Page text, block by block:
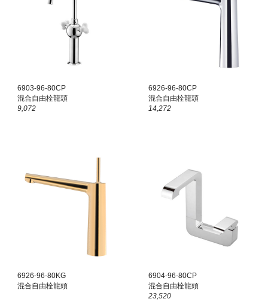
6903-96-80CP
混合自由栓龍頭
9,072
6926-96-80CP
混合自由栓龍頭
14,272
6926-96-80KG
混合自由栓龍頭
6904-96-80CP
混合自由栓龍頭
23,520